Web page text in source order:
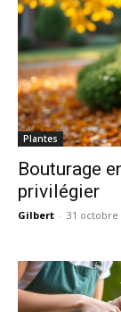
Plantes
Bouturage
privilégier
Gilbert - 31 octobre